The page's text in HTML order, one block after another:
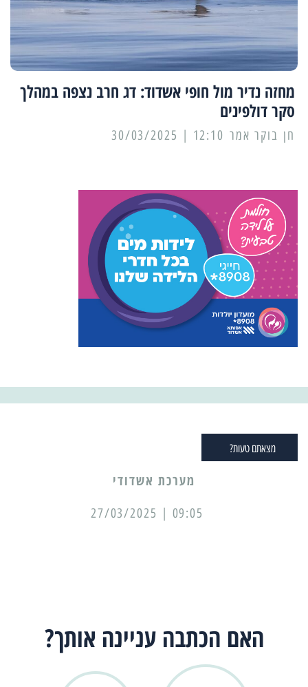
מחזה נדיר מול חופי אשדוד: דג חרב נצפה במהלך
סקר דולפינים
12:10 | 30/03/2025
מצאתם טעות?
מערכת אשדודי
09:05 | 27/03/2025
האם הכתבה עניינה אותך?